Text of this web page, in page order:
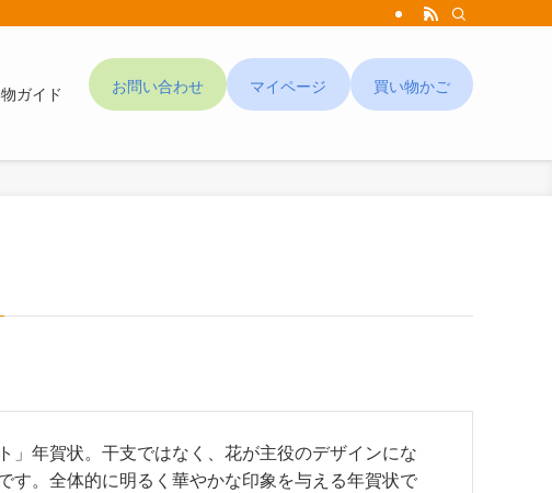
ガイド お問い合わせ マイページ 買い物かご
年賀状。干支ではなく、花が主役のデザインにな
す。全体的に明るく華やかな印象を与える年賀状で